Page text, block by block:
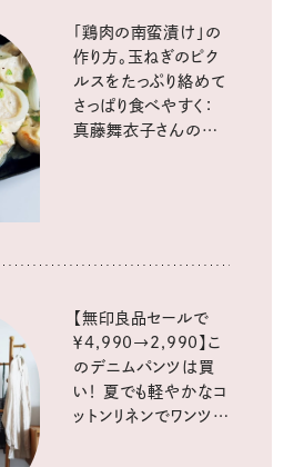
「鶏肉の南蛮漬け」の
作り方。玉ねぎのピク
ルスをたっぷり絡めて
さっぱり食べやすく：
真藤舞衣子さんの発
【無印良品セールで
￥4,990→2,990】こ
のデニムパンツは買
い！ 夏でも軽やかなコ
ットンリネンでワンツー